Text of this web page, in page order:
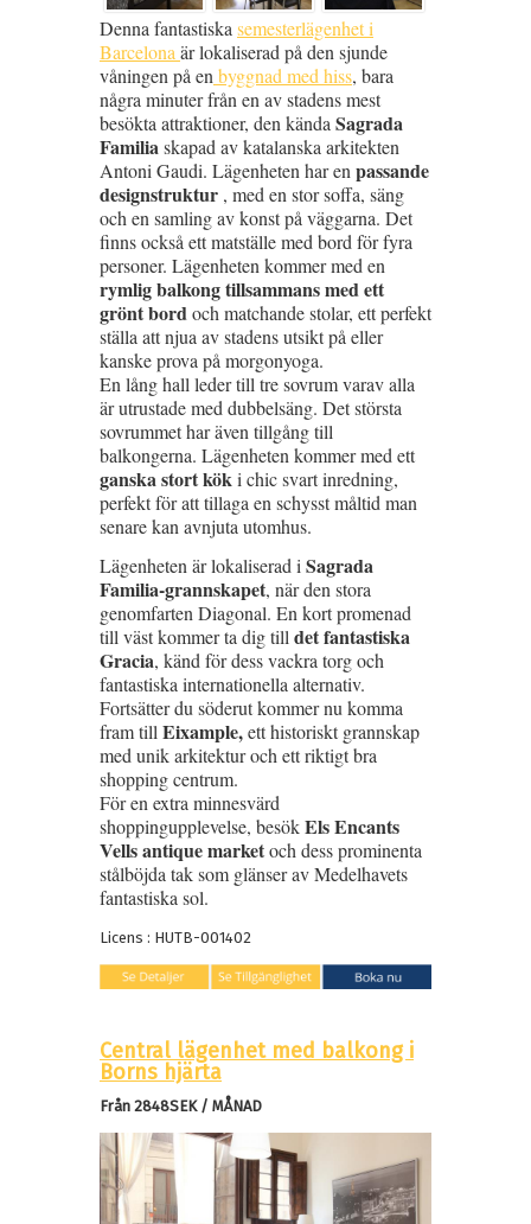
Denna fantastiskasemesterlägenhet i
Barcelonaär lokaliserad på den sjunde
våningen på enbyggnad med hiss, bara
några minuter från en av stadens mest
besökta attraktioner, den kändaSagrada
Familiaskapad av katalanska arkitekten
Antoni Gaudi. Lägenheten har enpassande
designstruktur , med en stor soffa, säng
och en samling av konst på väggarna. Det
finns också ett matställe med bord för fyra
personer. Lägenheten kommer med en
rymlig balkong tillsammans med ett
grönt bordoch matchande stolar, ett perfekt
ställa att njua av stadens utsikt på eller
kanske prova på morgonyoga.
En lång hall leder till tre sovrum varav alla
är utrustade med dubbelsäng. Det största
sovrummet har även tillgång till
balkongerna. Lägenheten kommer med ett
ganska stort köki chic svart inredning,
perfekt för att tillaga en schysst måltid man
senare kan avnjuta utomhus.
Lägenheten är lokaliserad iSagrada
Familia-grannskapet, när den stora
genomfarten Diagonal. En kort promenad
till väst kommer ta dig tilldet fantastiska
Gracia, känd för dess vackra torg och
fantastiska internationella alternativ.
Fortsätter du söderut kommer nu komma
fram tillEixample,ett historiskt grannskap
med unik arkitektur och ett riktigt bra
shopping centrum.
För en extra minnesvärd
shoppingupplevelse, besökEls Encants
Vells antique marketoch dess prominenta
stålböjda tak som glänser av Medelhavets
fantastiska sol.
Licens : HUTB-001402
Central lägenhet med balkong i
Borns hjärta
Från 2848SEK / MÅNAD